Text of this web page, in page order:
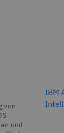
von
und
IBM